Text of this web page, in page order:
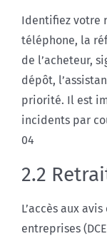
Identifiez votre
téléphone, la
de l’acheteur,
dépôt,
priorité. Il est
incidents par
04
2.2
L’accès aux
entreprises